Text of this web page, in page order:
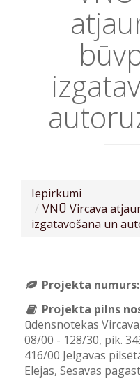
Iepirkumi
VNŪ Vircava
izgatavošana un
Projekta numurs:
Projekta pilns
ūdensnotekas
08/00 - 128/30, pik.
416/00 Jelgavas
Elejas, Sesavas